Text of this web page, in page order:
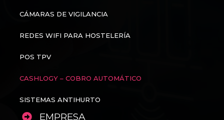
CÁMARAS DE VIGILANCIA
REDES WIFI PARA HOSTELERÍA
POS TPV
CASHLOGY – COBRO AUTOMÁTICO
SISTEMAS ANTIHURTO
EMPRESA